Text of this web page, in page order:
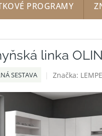
PROGRAMY
linka
SESTAVA Značka: